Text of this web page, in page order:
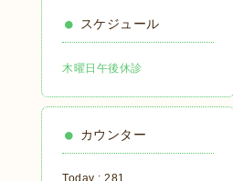
スケジュール
木曜日午後休診
カウンター
Today : 281